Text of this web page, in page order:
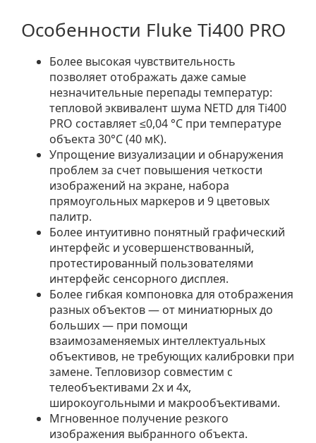
Особенности Fluke Ti400 PRO
Более высокая чувствительность
позволяет отображать даже самые
незначительные перепады температур:
тепловой эквивалент шума NETD для Ti400
PRO составляет ≤0,04 °C при температуре
объекта 30°C (40 мК).
Упрощение визуализации и обнаружения
проблем за счет повышения четкости
изображений на экране, набора
прямоугольных маркеров и 9 цветовых
палитр.
Более интуитивно понятный графический
интерфейс и усовершенствованный,
протестированный пользователями
интерфейс сенсорного дисплея.
Более гибкая компоновка для отображения
разных объектов — от миниатюрных до
больших — при помощи
взаимозаменяемых интеллектуальных
объективов, не требующих калибровки при
замене. Тепловизор совместим с
телеобъективами 2x и 4x,
широкоугольными и макрообъективами.
Мгновенное получение резкого
изображения выбранного объекта.